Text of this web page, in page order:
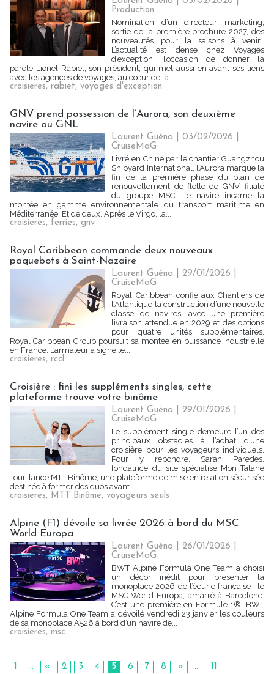
Production
Nomination d’un directeur marketing,
sortie de la première brochure 2027, des
nouveautés pour la saisons à venir…
L’actualité est dense chez Voyages
d’exception, l’occasion de donner la
parole Lionel Rabiet, son président, qui met aussi en avant ses liens
avec les agences de voyages, au cœur de la...
croisieres, rabiet, voyages d'exception
GNV prend possession de l’Aurora, son deuxième
navire au GNL
Laurent Guéna | 03/02/2026
CruiseMaG
Livré en Chine par le chantier Guangzhou
Shipyard International, l’Aurora marque la
fin de la première phase du plan de
renouvellement de flotte de GNV, filiale
du groupe MSC. Le navire incarne la
montée en gamme environnementale du transport maritime en
Méditerranée. Et de deux. Après le Virgo, la...
croisieres, ferries, gnv
Royal Caribbean commande deux nouveaux
paquebots à Saint-Nazaire
Laurent Guéna | 29/01/2026
CruiseMaG
Royal Caribbean confie aux Chantiers de
l’Atlantique la construction d’une nouvelle
classe de navires, avec une première
livraison attendue en 2029 et des options
pour quatre unités supplémentaires.
Royal Caribbean Group poursuit sa montée en puissance industrielle
en France. L’armateur a signé le...
croisieres, rccl
Croisière : fini les suppléments singles, cette
plateforme trouve votre binôme
Laurent Guéna | 29/01/2026
CruiseMaG
Le supplément single demeure l’un des
principaux obstacles à l’achat d’une
croisière pour les voyageurs individuels.
Pour y répondre, Sarah Paredes,
fondatrice du site spécialisé Mon Tatane
Tour, lance MTT Binôme, une plateforme de mise en relation sécurisée
destinée à former des duos avant...
croisieres, MTT Binôme, voyageurs seuls
Alpine (F1) dévoile sa livrée 2026 à bord du MSC
World Europa
Laurent Guéna | 26/01/2026
CruiseMaG
BWT Alpine Formula One Team a choisi
un décor inédit pour présenter la
monoplace 2026 de l’écurie française : le
MSC World Europa, amarré à Barcelone.
C’est une première en Formule 1®. BWT
Alpine Formula One Team a dévoilé vendredi 23 janvier les couleurs
de sa monoplace A526 à bord d’un navire de...
croisieres, msc
1 ... « 2 3 4 5 6 7 8 » ... 11